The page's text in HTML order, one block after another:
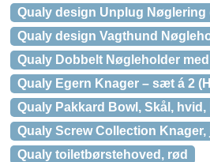
Qualy design Unplug Nøglering
Qualy design Vagthund
Qualy Dobbelt Nøgleholder
Qualy Egern Knager – sæt á 2
Qualy Pakkard Bowl, Skål, hvid,
Qualy Screw Collection Knager,
Qualy toiletbørstehoved, rød